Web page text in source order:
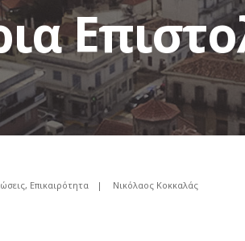
, Επικαιρότητα | Νικόλαος Κοκκαλάς